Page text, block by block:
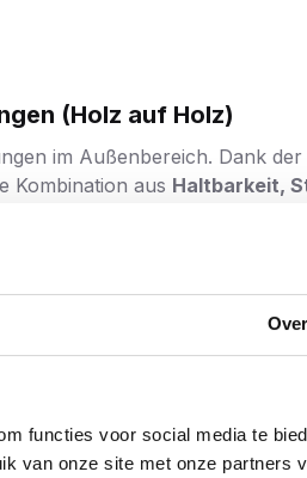
Over
functies voor social media te
van onze site met onze partners
(Holz auf Holz)
im Außenbereich. Dank
Kombination aus Haltbarkeit,
die derKorrosionsklasse C4
wie Zäune,
und sorgt so für eine
bis zu doppelt so starkund
also sowohl dem Profi als